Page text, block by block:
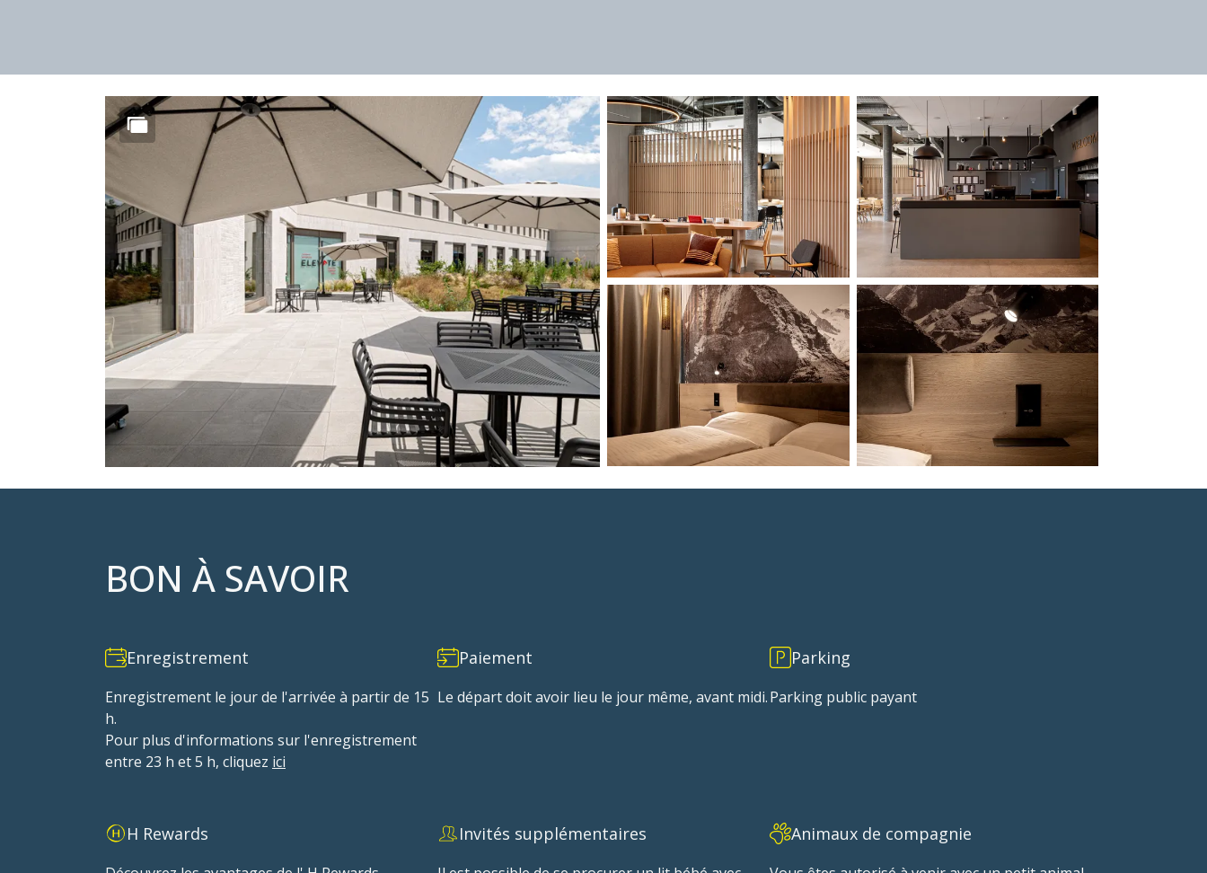
BON À SAVOIR
Enregistrement
Enregistrement le jour de l'arrivée à partir de 15
h.
Pour plus d'informations sur l'enregistrement
entre 23 h et 5 h, cliquez ici
Paiement
Le départ doit avoir lieu le jour même, avant midi.
Parking
Parking public payant
H Rewards Invités supplémentaires Animaux de compagnie